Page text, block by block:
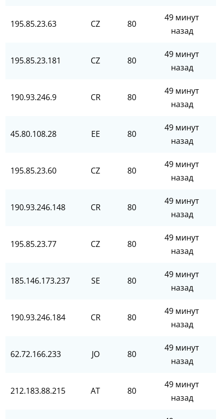
195.85.23.63 CZ 80
49 минут
назад
195.85.23.181 CZ 80
49 минут
назад
190.93.246.9 CR 80
49 минут
назад
45.80.108.28 EE 80
49 минут
назад
195.85.23.60 CZ 80
49 минут
назад
190.93.246.148 CR 80
49 минут
назад
195.85.23.77 CZ 80
49 минут
назад
185.146.173.237 SE 80
49 минут
назад
190.93.246.184 CR 80
49 минут
назад
62.72.166.233 JO 80
49 минут
назад
212.183.88.215 AT 80
49 минут
назад